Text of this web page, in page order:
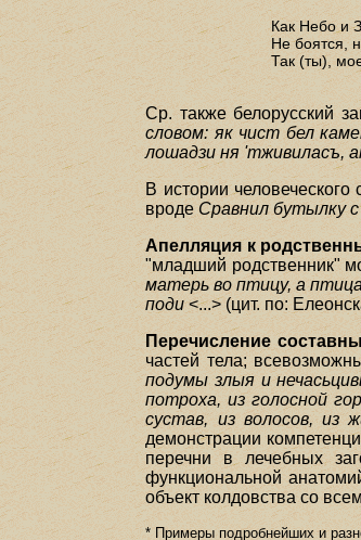
Как Небо и
Не боятся,
Так (ты),
Ср. также белорусский
словом: як чист бел
лошадзи ня 'тживиласъ,
В истории
вроде Сравнил бутылку
Апелляция к
"младший родственник"
матерь во птицу, а
поди<...> (цит. по:
Перечисление
частей тела;
подумы злыя и
потроха, из голосной
сустав, из волосов, из
демонстрации
перечни в лечебных
функциональной
объект колдовства со
* Примеры подробнейших и